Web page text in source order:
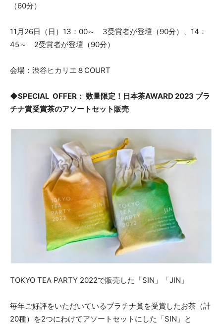
（60分）
11月26日（日）13：00～ 3受賞者が登壇（90分）、14：
45～ 2受賞者が登壇（90分）
会場：渋谷ヒカリエ８COURT
◆SPECIAL OFFER： 数量限定！日本茶AWARD 2023 プラ
チナ賞受賞茶のアソートセット販売
TOKYO TEA PARTY 2022で販売した「SIN」「JIN」
毎年ご好評をいただいているプラチナ賞を受賞したお茶（計
20種）を2つにわけてアソートセットにした「SIN」と